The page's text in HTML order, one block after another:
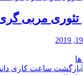
مربی گری